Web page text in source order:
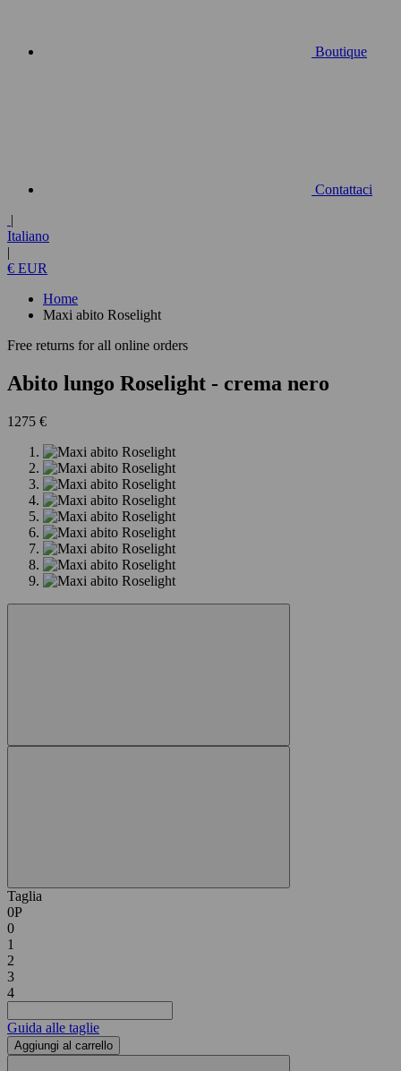
Boutique
Contattaci
|
Italiano
|
€ EUR
Home
Maxi abito Roselight
Free returns for all online orders
Abito lungo Roselight - crema nero
1275 €
Taglia
0P
0
1
2
3
4
Guida alle taglie
Aggiungi al carrello